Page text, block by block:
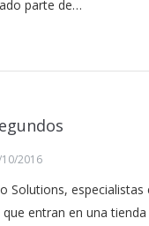
parte de…
2016
Solutions, especialistas
entran en una tienda